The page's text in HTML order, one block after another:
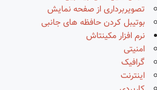
تصویربرداری از صفحه نمایش
بوتیبل کردن حافظه های جانبی
نرم افزار مکینتاش
امنیتی
گرافیک
اینترنت